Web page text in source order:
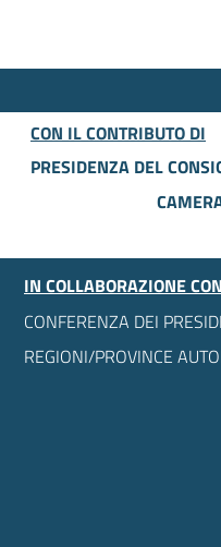
CON IL CONTRIBUTO DI
PRESIDENZA DEL
IN COLLABORAZIONE CON
CONFERENZA DEI
REGIONI/PROVINCE